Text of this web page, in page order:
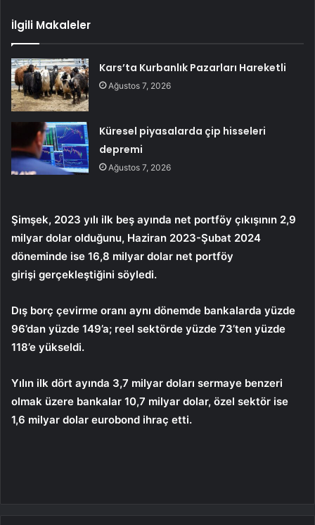
İlgili Makaleler
Kars’ta Kurbanlık Pazarları Hareketli
Ağustos 7, 2026
Küresel piyasalarda çip hisseleri
depremi
Ağustos 7, 2026
Şimşek, 2023 yılı ilk beş ayında net portföy çıkışının 2,9
milyar dolar olduğunu, Haziran 2023-Şubat 2024
döneminde ise 16,8 milyar dolar net portföy
girişi gerçekleştiğini söyledi.
Dış borç çevirme oranı aynı dönemde bankalarda yüzde
96’dan yüzde 149’a; reel sektörde yüzde 73’ten yüzde
118’e yükseldi.
Yılın ilk dört ayında 3,7 milyar doları sermaye benzeri
olmak üzere bankalar 10,7 milyar dolar, özel sektör ise
1,6 milyar dolar eurobond ihraç etti.